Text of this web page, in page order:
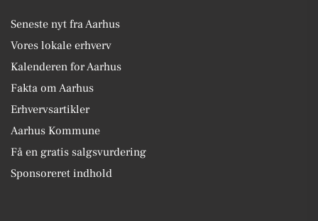
Seneste nyt fra Aarhus
Vores lokale erhverv
Kalenderen for Aarhus
Fakta om Aarhus
Erhvervsartikler
Aarhus Kommune
Få en gratis salgsvurdering
Sponsoreret indhold